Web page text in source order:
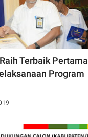
Terbaik Pertama
Program